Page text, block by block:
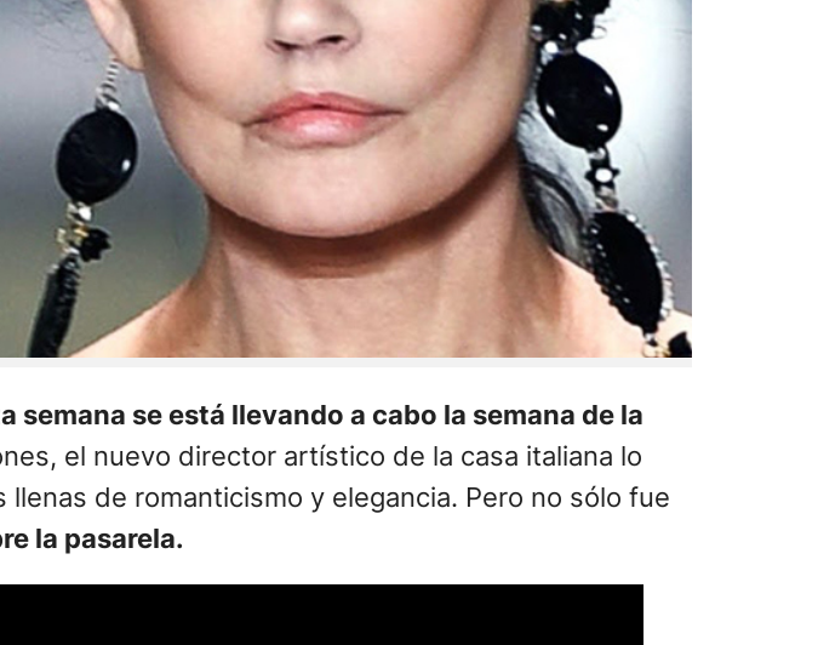
se está llevando a cabo la semana de la
el nuevo director artístico de la casa italiana lo
de romanticismo y elegancia. Pero no sólo fue
la pasarela.